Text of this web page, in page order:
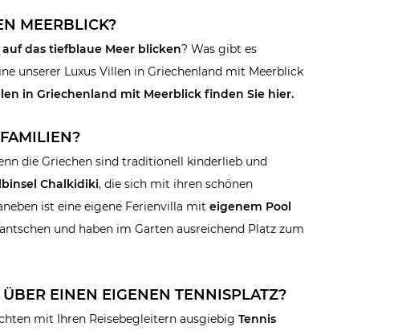
MEERBLICK?
auf das tiefblaue Meer blicken? Was gibt es
unserer Luxus Villen in Griechenland mit Meerblick
in Griechenland mit Meerblick finden Sie hier.
die Griechen sind traditionell kinderlieb und
Chalkidiki, die sich mit ihren schönen
ist eine eigene Ferienvilla mit eigenem Pool
und haben im Garten ausreichend Platz zum
EINEN EIGENEN TENNISPLATZ?
mit Ihren Reisebegleitern ausgiebig Tennis